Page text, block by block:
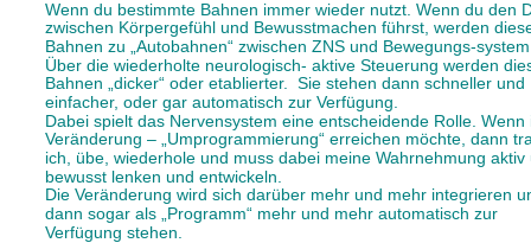
Wenn du bestimmte Bahnen immer wieder nutzt. Wenn du den
zwischen Körpergefühl und Bewusstmachen führst, werden
Bahnen zu „Autobahnen“ zwischen ZNS und Bewegungs-
Über die wiederholte neurologisch- aktive Steuerung werden
Bahnen „dicker“ oder etablierter.  Sie stehen dann schneller und
einfacher, oder gar automatisch zur Verfügung.
Dabei spielt das Nervensystem eine entscheidende Rolle.
Veränderung – „Umprogrammierung“ erreichen möchte, dann
ich, übe, wiederhole und muss dabei meine Wahrnehmung
bewusst lenken und entwickeln.
Die Veränderung wird sich darüber mehr und mehr integrieren
dann sogar als „Programm“ mehr und mehr automatisch zur
Verfügung stehen.